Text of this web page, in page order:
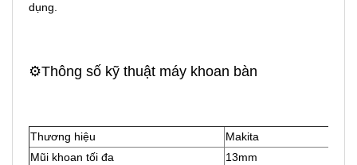
dụng.
⚙️Thông số kỹ thuật máy khoan bàn
Thương hiệu
Makita
Mũi khoan tối đa
13mm